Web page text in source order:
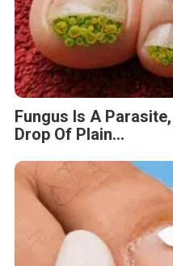
Fungus Is A
Drop Of Plain...